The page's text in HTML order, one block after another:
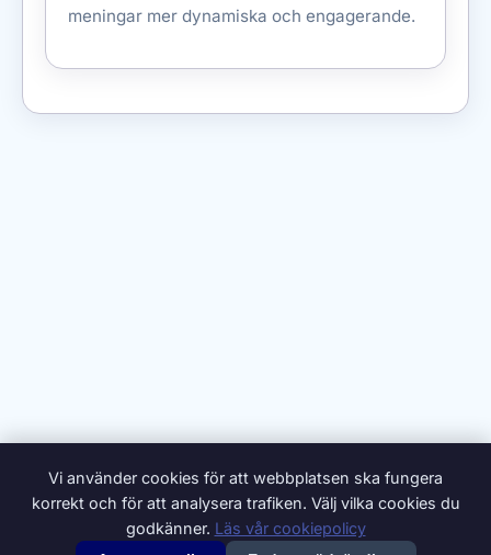
meningar mer dynamiska och engagerande.
Vi använder cookies för att webbplatsen ska fungera
korrekt och för att analysera trafiken. Välj vilka cookies du
godkänner. Läs vår cookiepolicy